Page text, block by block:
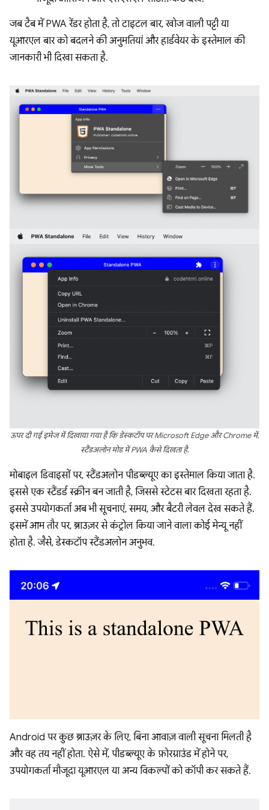
जब टैब में PWA रेंडर होता है, तो टाइटल बार, खोज वाली पट्टी या
यूआरएल बार को बदलने की अनुमतियां और हार्डवेयर के इस्तेमाल की
जानकारी भी दिखा सकता है.
ऊपर दी गई इमेज में दिखाया गया है कि डेस्कटॉप पर Microsoft Edge और Chrome में,
स्टैंडअलोन मोड में PWA कैसे दिखता है.
मोबाइल डिवाइसों पर, स्टैंडअलोन पीडब्ल्यूए का इस्तेमाल किया जाता है.
इससे एक स्टैंडर्ड स्क्रीन बन जाती है, जिससे स्टेटस बार दिखता रहता है.
इससे उपयोगकर्ता अब भी सूचनाएं, समय, और बैटरी लेवल देख सकते हैं.
इसमें आम तौर पर, ब्राउज़र से कंट्रोल किया जाने वाला कोई मेन्यू नहीं
होता है. जैसे, डेस्कटॉप स्टैंडअलोन अनुभव.
Android पर कुछ ब्राउज़र के लिए, बिना आवाज़ वाली सूचना मिलती है
और वह तय नहीं होता. ऐसे में, पीडब्ल्यूए के फ़ोरग्राउंड में होने पर,
उपयोगकर्ता मौजूदा यूआरएल या अन्य विकल्पों को कॉपी कर सकते हैं.